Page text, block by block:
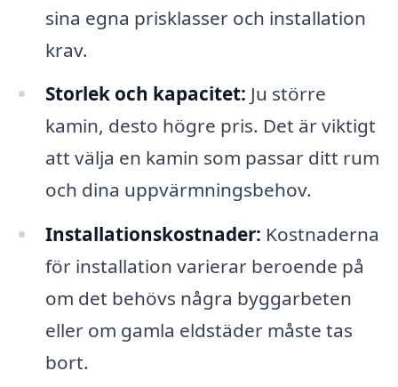
sina egna prisklasser och installation
krav.
Storlek och kapacitet: Ju större
kamin, desto högre pris. Det är viktigt
att välja en kamin som passar ditt rum
och dina uppvärmningsbehov.
Installationskostnader: Kostnaderna
för installation varierar beroende på
om det behövs några byggarbeten
eller om gamla eldstäder måste tas
bort.